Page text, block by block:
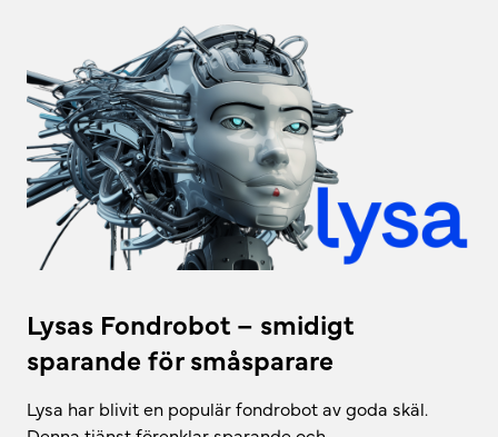
Lysas Fondrobot – smidigt
sparande för småsparare
Lysa har blivit en populär fondrobot av goda skäl.